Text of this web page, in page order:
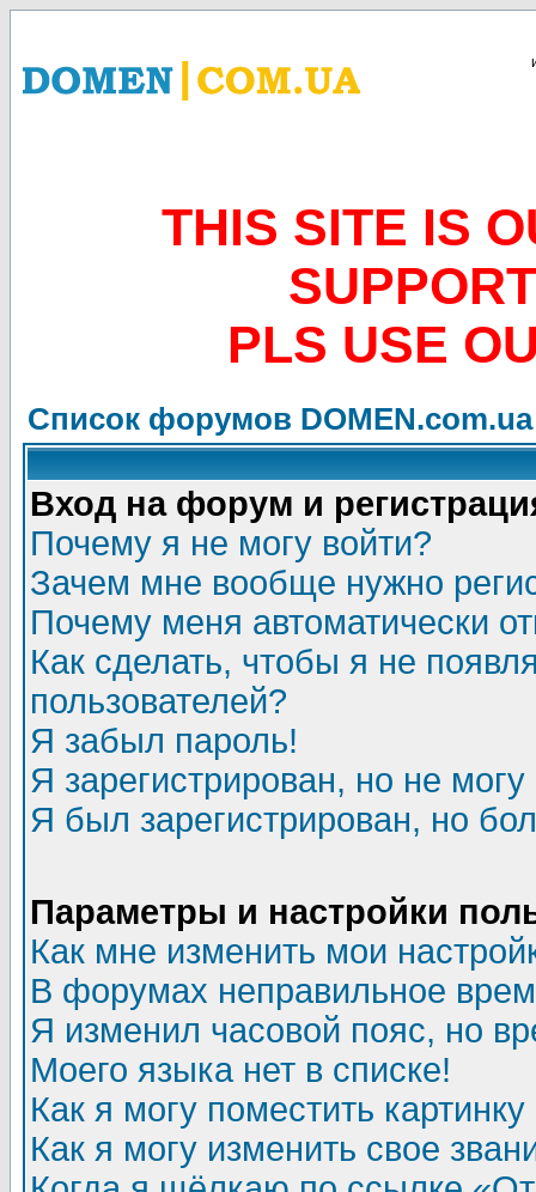
THIS SITE IS
PLS USE
Список форумов DOMEN.com.ua
Вход на форум и
Почему я не могу войти?
Зачем мне вообще нужно
Почему меня автоматически
Как сделать, чтобы я не
пользователей?
Я забыл пароль!
Я зарегистрирован, но не могу
Я был зарегистрирован, но
Параметры и настройки
Как мне изменить мои
В форумах неправильное
Я изменил часовой пояс, но
Моего языка нет в списке!
Как я могу поместить
Как я могу изменить свое